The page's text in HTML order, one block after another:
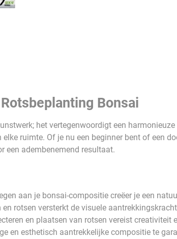
Bonsai
het vertegenwoordigt een
ruimte. Of je nu een beginner bent of een
een adembenemend resultaat.
aan je bonsai-compositie creëer je een
rotsen versterkt de visuele
en plaatsen van rotsen vereist creativiteit
en esthetisch aantrekkelijke compositie te